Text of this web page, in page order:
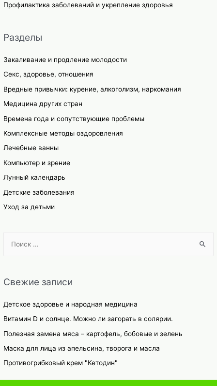
Профилактика заболеваний и укрепление здоровья
Разделы
Закаливание и продление молодости
Секс, здоровье, отношения
Вредные привычки: курение, алкоголизм, наркомания
Медицина других стран
Времена года и сопутствующие проблемы
Комплексные методы оздоровления
Лечебные ванны
Компьютер и зрение
Лунный календарь
Детские заболевания
Уход за детьми
r
h
f
o
Свежие записи
Детское здоровье и народная медицина
Витамин D и солнце. Можно ли загорать в солярии.
Полезная замена мяса – картофель, бобовые и зелень
Маска для лица из апельсина, творога и масла
Противогрибковый крем "Кетодин"